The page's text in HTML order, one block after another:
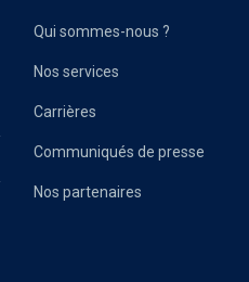
Qui sommes-nous ?
Nos services
Carrières
Communiqués de presse
Nos partenaires